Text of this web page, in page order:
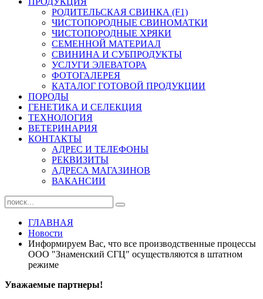
РОДИТЕЛЬСКАЯ СВИНКА (F1)
ЧИСТОПОРОДНЫЕ СВИНОМАТКИ
ЧИСТОПОРОДНЫЕ ХРЯКИ
СЕМЕННОЙ МАТЕРИАЛ
СВИНИНА И СУБПРОДУКТЫ
УСЛУГИ ЭЛЕВАТОРА
ФОТОГАЛЕРЕЯ
КАТАЛОГ ГОТОВОЙ ПРОДУКЦИИ
ПОРОДЫ
ГЕНЕТИКА И СЕЛЕКЦИЯ
ТЕХНОЛОГИЯ
ВЕТЕРИНАРИЯ
КОНТАКТЫ
АДРЕС И ТЕЛЕФОНЫ
РЕКВИЗИТЫ
АДРЕСА МАГАЗИНОВ
ВАКАНСИИ
ГЛАВНАЯ
Новости
Информируем Вас, что все производственные процессы
ООО "Знаменский СГЦ" осуществляются в штатном
режиме
Уважаемые партнеры!